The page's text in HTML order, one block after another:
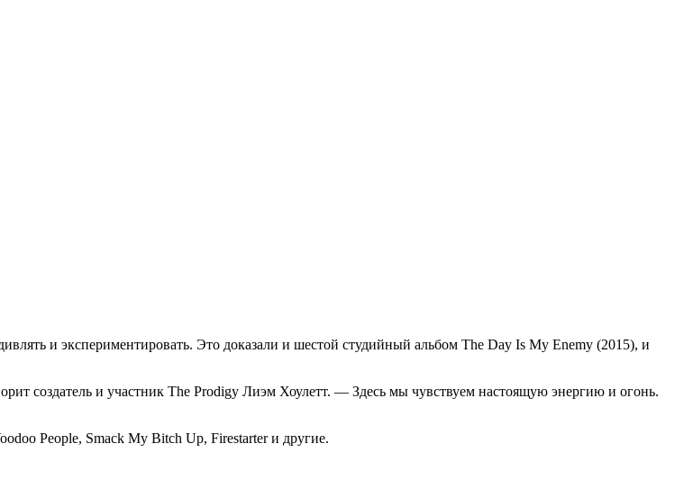
и экспериментировать. Это доказали и шестой студийный альбом The Day Is My Enemy (2015), и
создатель и участник The Prodigy Лиэм Хоулетт. — Здесь мы чувствуем настоящую энергию и огонь.
People, Smack My Bitch Up, Firestarter и другие.